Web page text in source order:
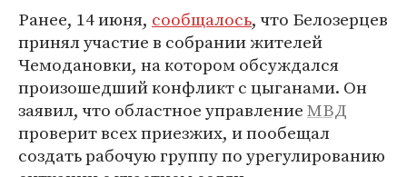
Ранее, 14 июня, сообщалось, что Белозерцев
принял участие в собрании жителей
Чемодановки, на котором обсуждался
произошедший конфликт с цыганами. Он
заявил, что областное управлениеМВД
проверит всех приезжих, и пообещал
создать рабочую группу по урегулированию